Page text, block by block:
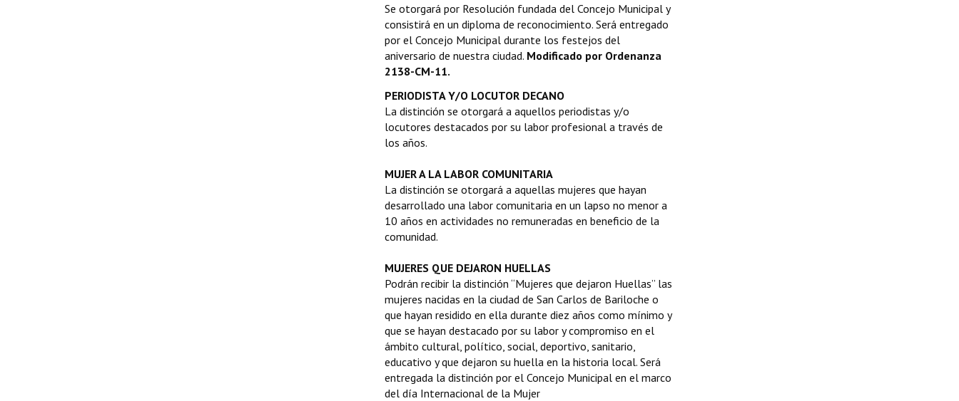
Se otorgará por Resolución fundada del Concejo Municipal y
consistirá en un diploma de reconocimiento. Será entregado
por el Concejo Municipal durante los festejos del
aniversario de nuestra ciudad. Modificado por Ordenanza
2138-CM-11.
PERIODISTA Y/O LOCUTOR DECANO
La distinción se otorgará a aquellos periodistas y/o
locutores destacados por su labor profesional a través de
los años.
MUJER A LA LABOR COMUNITARIA
La distinción se otorgará a aquellas mujeres que hayan
desarrollado una labor comunitaria en un lapso no menor a
10 años en actividades no remuneradas en beneficio de la
comunidad.
MUJERES QUE DEJARON HUELLAS
Podrán recibir la distinción “Mujeres que dejaron Huellas” las
mujeres nacidas en la ciudad de San Carlos de Bariloche o
que hayan residido en ella durante diez años como mínimo y
que se hayan destacado por su labor y compromiso en el
ámbito cultural, político, social, deportivo, sanitario,
educativo y que dejaron su huella en la historia local. Será
entregada la distinción por el Concejo Municipal en el marco
del día Internacional de la Mujer